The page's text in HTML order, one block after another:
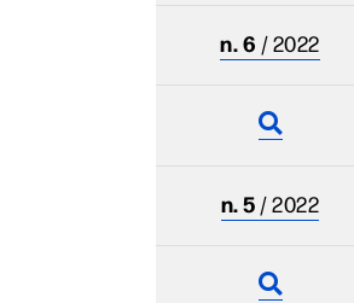
n. 6 / 2022
n. 5 / 2022